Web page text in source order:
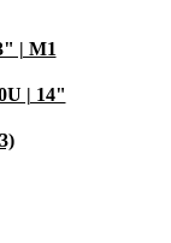
| M1
| 14"